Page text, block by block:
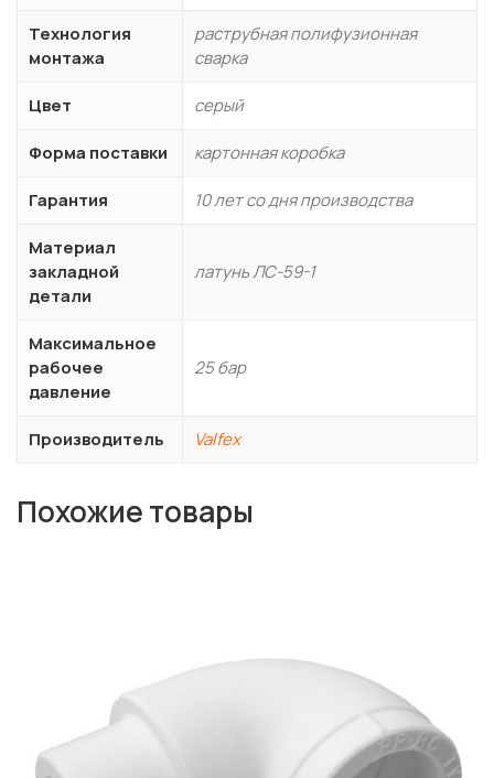
Технология
монтажа
раструбная полифузионная
сварка
Цвет серый
Форма поставки картонная коробка
Гарантия 10 лет со дня производства
Материал
закладной
детали
латунь ЛС-59-1
Максимальное
рабочее
давление
25 бар
Производитель Valfex
Похожие товары